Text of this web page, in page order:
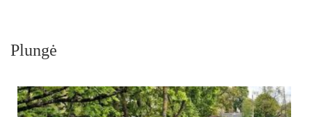
Plungė